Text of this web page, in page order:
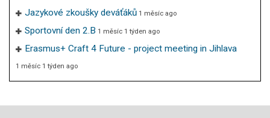
Jazykové zkoušky deváťáků 1 měsíc ago
Sportovní den 2.B 1 měsíc 1 týden ago
Erasmus+ Craft 4 Future - project meeting in Jihlava
1 měsíc 1 týden ago